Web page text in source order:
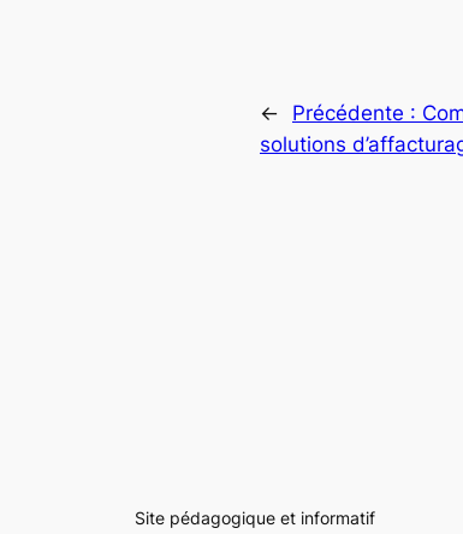
← Précédente :
solutions
Site pédagogique et informatif